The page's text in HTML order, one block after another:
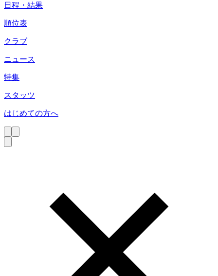
日程・結果
順位表
クラブ
ニュース
特集
スタッツ
はじめての方へ